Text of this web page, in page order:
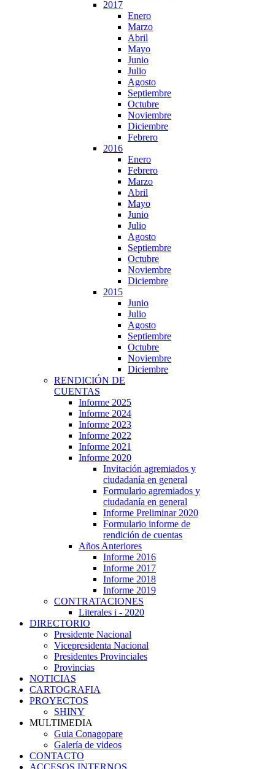
2017
Enero
Marzo
Abril
Mayo
Junio
Julio
Agosto
Septiembre
Octubre
Noviembre
Diciembre
Febrero
2016
Enero
Febrero
Marzo
Abril
Mayo
Junio
Julio
Agosto
Septiembre
Octubre
Noviembre
Diciembre
2015
Junio
Julio
Agosto
Septiembre
Octubre
Noviembre
Diciembre
RENDICIÓN DE
CUENTAS
Informe 2025
Informe 2024
Informe 2023
Informe 2022
Informe 2021
Informe 2020
Invitación agremiados y
ciudadanía en general
Formulario agremiados y
ciudadanía en general
Informe Preliminar 2020
Formulario informe de
rendición de cuentas
Años Anteriores
Informe 2016
Informe 2017
Informe 2018
Informe 2019
CONTRATACIONES
Literales i - 2020
DIRECTORIO
Presidente Nacional
Vicepresidenta Nacional
Presidentes Provinciales
Provincias
NOTICIAS
CARTOGRAFIA
PROYECTOS
SHINY
MULTIMEDIA
Guia Conagopare
Galería de videos
CONTACTO
ACCESOS INTERNOS